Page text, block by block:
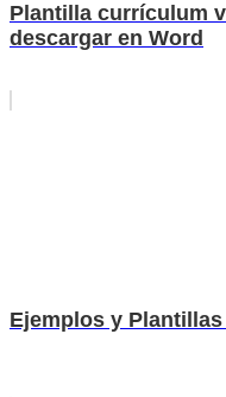
Plantilla currículum
descargar en Word
Ejemplos y